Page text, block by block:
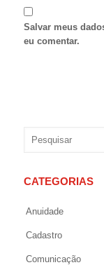
Salvar meus
eu comentar.
CATEGORIAS
Anuidade
Cadastro
Comunicação